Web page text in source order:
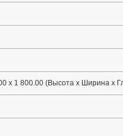
x 1 800.00 (Высота x Ширина x